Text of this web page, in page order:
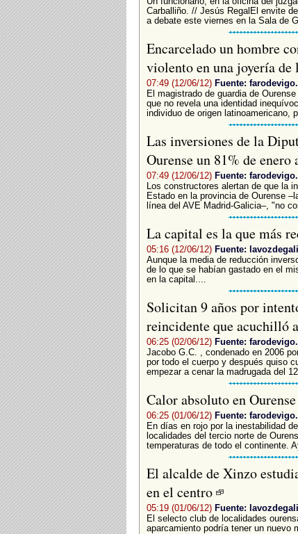
Carballiño. // Jesús RegalEl envite
a debate este viernes en la Sala de
Encarcelado un hombre
violento en una joyería de
07:49 (12/06/12) Fuente:
El magistrado de guardia de
que no revela una identidad
individuo de origen latinoamericano,
Las inversiones de la
Ourense un 81% de enero
07:49 (12/06/12) Fuente:
Los constructores alertan de que la
Estado en la provincia de Ourense
línea del AVE Madrid-Galicia–, "no
La capital es la que más
05:16 (12/06/12) Fuente:
Aunque la media de reducción
de lo que se habían gastado en el
en la capital....
Solicitan 9 años por
reincidente que acuchilló
06:25 (02/06/12) Fuente:
Jacobo G.C. , condenado en 2006
por todo el cuerpo y después quiso
empezar a cenar la madrugada del 12
Calor absoluto en Ourense
06:25 (01/06/12) Fuente:
En días en rojo por la inestabilidad
localidades del tercio norte de
temperaturas de todo el continente.
El alcalde de Xinzo
en el centro
05:19 (01/06/12) Fuente:
El selecto club de localidades
aparcamiento podría tener un nuevo